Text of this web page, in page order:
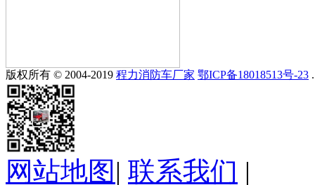
版权所有 © 2004-2019 程力消防车厂家 鄂ICP备18018513号-23 .
网站地图 | 联系我们 |